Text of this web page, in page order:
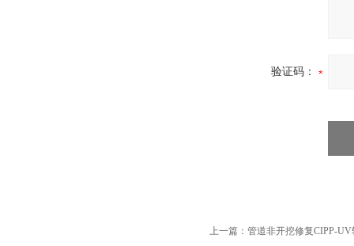
验证码：
上一篇： 管道非开挖修复CIPP-